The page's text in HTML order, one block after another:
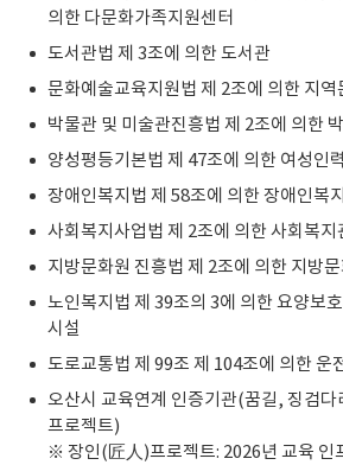
의한 다문화가족지원센터
도서관법 제 3조에 의한 도서관
문화예술교육지원법 제 2조에 의한 지
박물관 및 미술관진흥법 제 2조에 의한
양성평등기본법 제 47조에 의한 여성인
장애인복지법 제 58조에 의한 장애인복
사회복지사업법 제 2조에 의한 사회복지
지방문화원 진흥법 제 2조에 의한 지방
노인복지법 제 39조의 3에 의한 요양보
시설
도로교통법 제 99조 제 104조에 의한 운
오산시 교육연계 인증기관(꿈길, 징검
프로젝트)
※ 장인(匠人)프로젝트: 2026년 교육 인